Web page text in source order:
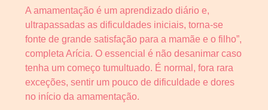
A amamentação é um aprendizado diário e,
ultrapassadas as dificuldades iniciais, torna-se
fonte de grande satisfação para a mamãe e o filho”,
completa Arícia. O essencial é não desanimar caso
tenha um começo tumultuado. É normal, fora rara
exceções, sentir um pouco de dificuldade e dores
no início da amamentação.